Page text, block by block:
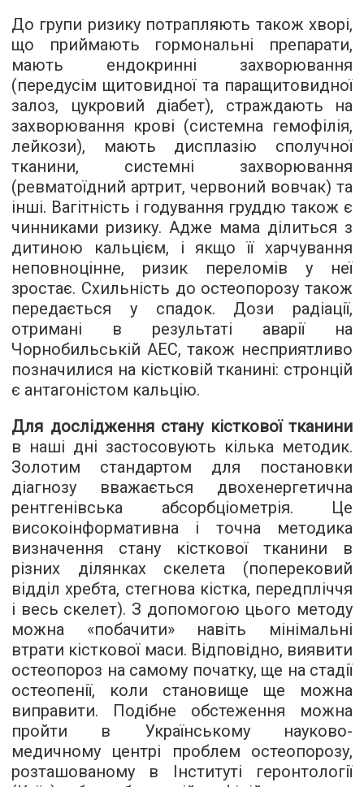
До групи ризику потрапляють також хворі,
що приймають гормональні препарати,
мають ендокринні захворювання
(передусім щитовидної та паращитовидної
залоз, цукровий діабет), страждають на
захворювання крові (системна гемофілія,
лейкози), мають дисплазію сполучної
тканини, системні захворювання
(ревматоїдний артрит, червоний вовчак) та
інші. Вагітність і годування груддю також є
чинниками ризику. Адже мама ділиться з
дитиною кальцієм, і якщо її харчування
неповноцінне, ризик переломів у неї
зростає. Схильність до остеопорозу також
передається у спадок. Дози радіації,
отримані в результаті аварії на
Чорнобильській АЕС, також несприятливо
позначилися на кістковій тканині: стронцій
є антагоністом кальцію.
Для дослідження стану кісткової тканини
в наші дні застосовують кілька методик.
Золотим стандартом для постановки
діагнозу вважається двохенергетична
рентгенівська абсорбціометрія. Це
високоінформативна і точна методика
визначення стану кісткової тканини в
різних ділянках скелета (поперековий
відділ хребта, стегнова кістка, передпліччя
і весь скелет). З допомогою цього методу
можна «побачити» навіть мінімальні
втрати кісткової маси. Відповідно, виявити
остеопороз на самому початку, ще на стадії
остеопенії, коли становище ще можна
виправити. Подібне обстеження можна
пройти в Українському науково-
медичному центрі проблем остеопорозу,
розташованому в Інституті геронтології